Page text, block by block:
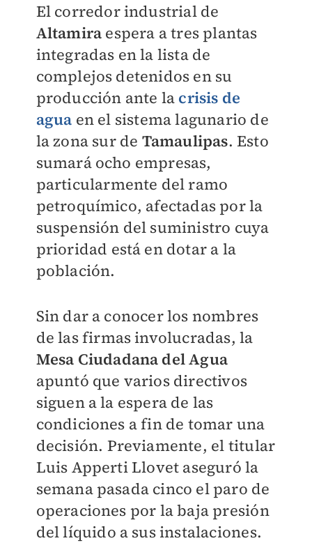
El corredor industrial de
Altamira espera a tres plantas
integradas en la lista de
complejos detenidos en su
producción ante la crisis de
agua en el sistema lagunario de
la zona sur de Tamaulipas. Esto
sumará ocho empresas,
particularmente del ramo
petroquímico, afectadas por la
suspensión del suministro cuya
prioridad está en dotar a la
población.
Sin dar a conocer los nombres
de las firmas involucradas, la
Mesa Ciudadana del Agua
apuntó que varios directivos
siguen a la espera de las
condiciones a fin de tomar una
decisión. Previamente, el titular
Luis Apperti Llovet aseguró la
semana pasada cinco el paro de
operaciones por la baja presión
del líquido a sus instalaciones.